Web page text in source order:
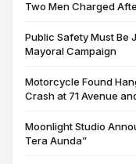
Two Men Charged
Public Safety Must Be
Mayoral Campaign
Motorcycle Found
Crash at 71 Avenue
Moonlight Studio
Tera Aunda”